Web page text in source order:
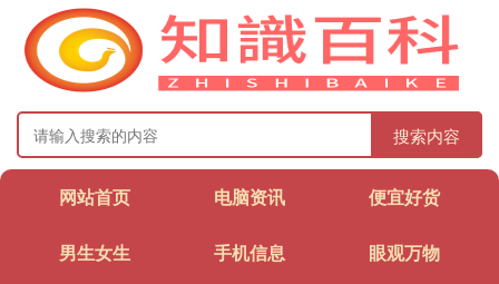
搜索内容
网站首页 电脑资讯 便宜好货
男生女生 手机信息 眼观万物